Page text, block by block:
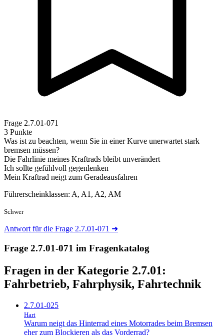
Frage 2.7.01-071
3 Punkte
Was ist zu beachten, wenn Sie in einer Kurve unerwartet stark
bremsen müssen?
Die Fahrlinie meines Kraftrads bleibt unverändert
Ich sollte gefühlvoll gegenlenken
Mein Kraftrad neigt zum Geradeausfahren
Führerscheinklassen: A, A1, A2, AM
Schwer
Antwort für die Frage 2.7.01-071 ➜
Frage 2.7.01-071 im Fragenkatalog
Fragen in der Kategorie 2.7.01:
Fahrbetrieb, Fahrphysik, Fahrtechnik
2.7.01-025
Hart
Warum neigt das Hinterrad eines Motorrades beim Bremsen
eher zum Blockieren als das Vorderrad?